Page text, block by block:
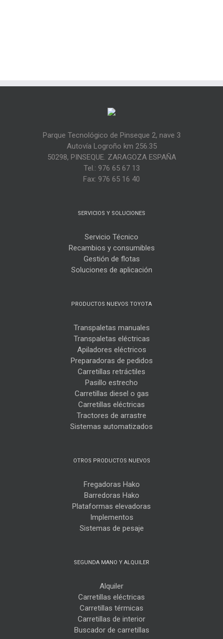
Parque Tecnológico de Pinseque 2, nave 3
Autovía Logroño km 256.35
50298, PINSEQUE. ZARAGOZA ESPAÑA
Tel.: 976 65 67 13
Fax: 976 65 16 40
SERVICIOS Y SOLUCIONES
Servicio Técnico
Recambios y consumibles
Gestión de flotas
Soluciones de aplicación
PRODUCTOS NUEVOS TOYOTA
Transpaletas manuales
Transpaletas eléctricas
Apiladores eléctricos
Preparadoras de pedidos
Carretillas retráctiles
Pasillo estrecho
Carretillas diesel o gas
Carretillas eléctricas
Tractores de arrastre
Sistemas automatizados
OTROS PRODUCTOS NUEVOS
Fregadoras Hako
Barredoras Hako
Plataformas elevadoras
Implementos
Sistemas de pesaje
SEGUNDA MANO Y ALQUILER
Alquiler
Carretillas eléctricas
Carretillas térmicas
Carretillas de interior
Buscador de carretillas